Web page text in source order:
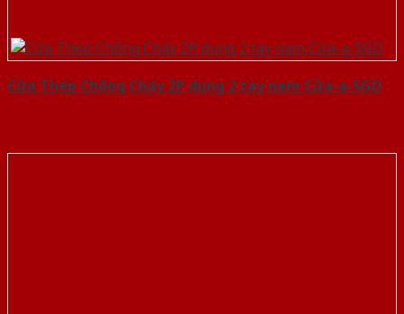
Cửa Thép Chống Cháy 2P dung 2 tay nam Cửa-a-SGD